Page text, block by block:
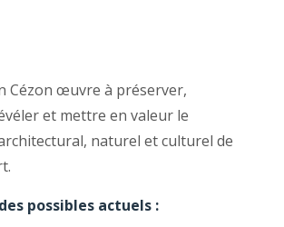
Cézon œuvre à préserver,
et mettre en valeur le
naturel et culturel de
possibles actuels :